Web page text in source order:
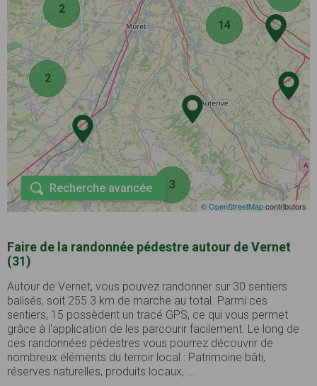
2
2
3
14
©OpenStreetMapcontributors
Recherche avancée
Faire de la randonnée pédestre autour de Vernet
(31)
Autour de Vernet, vous pouvez randonner sur 30 sentiers
balisés, soit 255.3 km de marche au total. Parmi ces
sentiers, 15 possèdent un tracé GPS, ce qui vous permet
grâce à l'application de les parcourir facilement. Le long de
ces randonnées pédestres vous pourrez découvrir de
nombreux éléments du terroir local : Patrimoine bâti,
réserves naturelles, produits locaux, ...